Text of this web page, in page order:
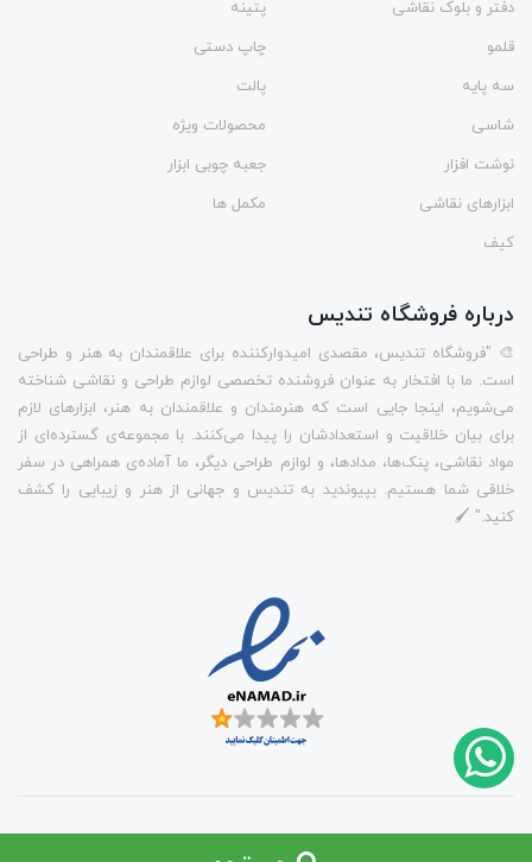
دفتر و بلوک نقاشی
پتینه
قلمو
چاپ دستی
سه پایه
پالت
شاسی
محصولات ویژه
نوشت افزار
جعبه چوبی ابزار
ابزارهای نقاشی
مکمل ها
کیف
درباره فروشگاه تندیس
🎨 "فروشگاه تندیس، مقصدی امیدوارکننده برای علاقمندان به هنر و طراحی
است. ما با افتخار به عنوان فروشنده تخصصی لوازم طراحی و نقاشی شناخته
می‌شویم، اینجا جایی است که هنرمندان و علاقمندان به هنر، ابزارهای لازم
برای بیان خلاقیت و استعدادشان را پیدا می‌کنند. با مجموعه‌ی گسترده‌ای از
مواد نقاشی، پنک‌ها، مدادها، و لوازم طراحی دیگر، ما آماده‌ی همراهی در سفر
خلاقی شما هستیم. بپیوندید به تندیس و جهانی از هنر و زیبایی را کشف
کنید." 🖌️